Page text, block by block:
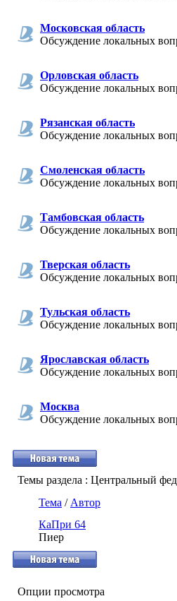
Московская область
Обсуждение локальных
Орловская область
Обсуждение локальных
Рязанская область
Обсуждение локальных
Смоленская область
Обсуждение локальных
Тамбовская область
Обсуждение локальных
Тверская область
Обсуждение локальных
Тульская область
Обсуждение локальных
Ярославская область
Обсуждение локальных
Москва
Обсуждение локальных
Темы раздела : Центральный
Тема / Автор
КаПри 64
Пиер
Опции просмотра